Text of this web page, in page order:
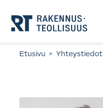
suoraan
sisältöön.
Etusivu > Yhteystiedot